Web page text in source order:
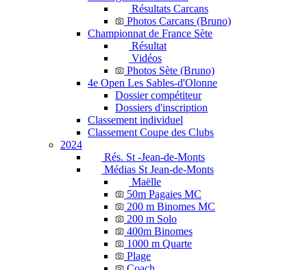
Résultats Carcans
Photos Carcans (Bruno)
Championnat de France Sète
Résultat
Vidéos
Photos Sète (Bruno)
4e Open Les Sables-d'Olonne
Dossier compétiteur
Dossiers d'inscription
Classement individuel
Classement Coupe des Clubs
2024
Rés. St -Jean-de-Monts
Médias St Jean-de-Monts
Maëlle
50m Pagaies MC
200 m Binomes MC
200 m Solo
400m Binomes
1000 m Quarte
Plage